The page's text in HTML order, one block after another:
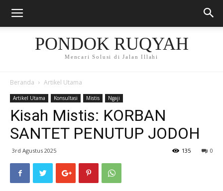
PONDOK RUQYAH
Mencari Solusi di Jalan Illahi
Beranda Artikel Utama
Artikel Utama Konsultasi Mistis Ngaji
Kisah Mistis: KORBAN
SANTET PENUTUP JODOH
3rd Agustus 2025 0
135